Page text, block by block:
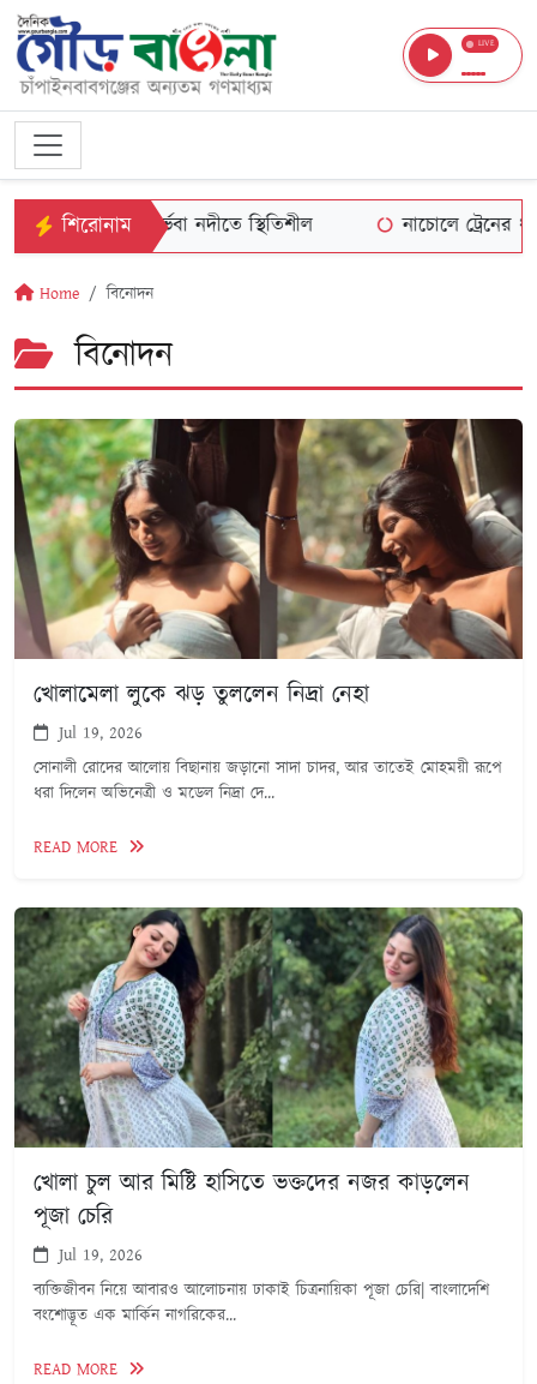
LIVE
শিরোনাম
, পুনর্ভবা নদীতে স্থিতিশীল নাচোলে ট্রেনের ধাক্কায়
Home বিনোদন
বিনোদন
খোলামেলা লুকে ঝড় তুললেন নিদ্রা নেহা
Jul 19, 2026
সোনালী রোদের আলোয় বিছানায় জড়ানো সাদা চাদর, আর তাতেই মোহময়ী রূপে
ধরা দিলেন অভিনেত্রী ও মডেল নিদ্রা দে...
READ MORE
খোলা চুল আর মিষ্টি হাসিতে ভক্তদের নজর কাড়লেন
পূজা চেরি
Jul 19, 2026
ব্যক্তিজীবন নিয়ে আবারও আলোচনায় ঢাকাই চিত্রনায়িকা পূজা চেরি| বাংলাদেশি
বংশোদ্ভূত এক মার্কিন নাগরিকের...
READ MORE